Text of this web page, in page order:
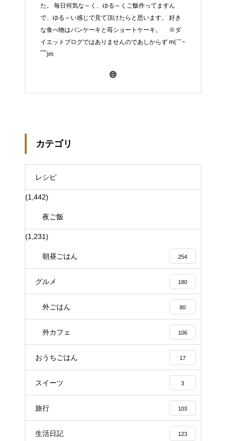
た。 毎日何気な～く、ゆる～くご飯作ってますん
で、ゆる～い感じで見て頂けたらと思います。 好き
な食べ物はパンケーキと苺ショートケーキ。 ※ダ
イエットブログではありませんのであしからず m(￣ｰ
￣)m
カテゴリ
レシピ
(1,442)
夜ご飯
(1,231)
朝昼ごはん 254
グルメ 180
外ごはん 80
外カフェ 106
おうちごはん 17
スイーツ 3
旅行 103
生活日記 123